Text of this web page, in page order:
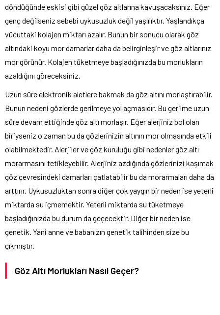
döndüğünde eskisi gibi güzel göz altlarına kavuşacaksınız. Eğer
genç değilseniz sebebi uykusuzluk değil yaşlılıktır. Yaşlandıkça
vücuttaki kolajen miktarı azalır. Bunun bir sonucu olarak göz
altındaki koyu mor damarlar daha da belirginleşir ve göz altlarınız
mor görünür. Kolajen tüketmeye başladığınızda bu morlukların
azaldığını göreceksiniz.
Uzun süre elektronik aletlere bakmak da göz altını morlaştırabilir.
Bunun nedeni gözlerde gerilmeye yol açmasıdır. Bu gerilme uzun
süre devam ettiğinde göz altı morlaşır. Eğer alerjiniz bol olan
biriyseniz o zaman bu da gözlerinizin altının mor olmasında etkili
olabilmektedir. Alerjiler ve göz kuruluğu gibi nedenler göz altı
morarmasını tetikleyebilir. Alerjiniz azdığında gözlerinizi kaşımak
göz çevresindeki damarları çatlatabilir bu da morarmaları daha da
arttırır. Uykusuzluktan sonra diğer çok yaygın bir neden ise yeterli
miktarda su içmemektir. Yeterli miktarda su tüketmeye
başladığınızda bu durum da geçecektir. Diğer bir neden ise
genetik. Yani anne ve babanızın genetik talihinden size bu
çıkmıştır.
Göz Altı Morlukları Nasıl Geçer?